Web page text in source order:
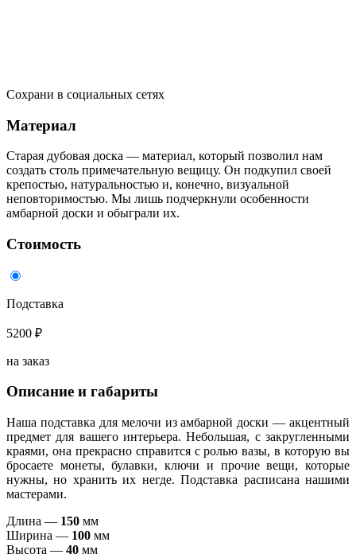
Сохрани в социальных сетях
Материал
Старая дубовая доска — материал, который позволил нам
создать столь примечательную вещицу. Он подкупил своей
крепостью, натуральностью и, конечно, визуальной
неповторимостью. Мы лишь подчеркнули особенности
амбарной доски и обыграли их.
Стоимость
Подставка
5200 ₽
на заказ
Описание и габариты
Наша подставка для мелочи из амбарной доски — акцентный
предмет для вашего интерьера. Небольшая, с закругленными
краями, она прекрасно справится с ролью вазы, в которую вы
бросаете монеты, булавки, ключи и прочие вещи, которые
нужны, но хранить их негде. Подставка расписана нашими
мастерами.
Длина — 150 мм
Ширина — 100 мм
Высота — 40 мм